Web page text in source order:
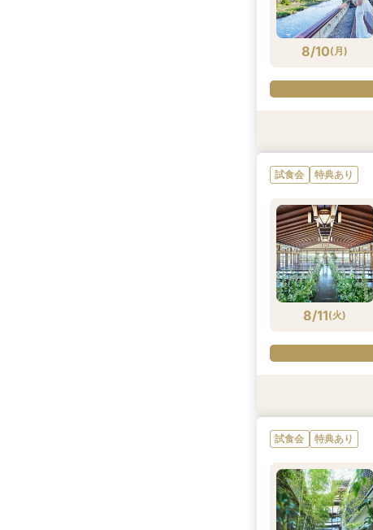
8/9(日)
8/9(日)
8/9(日)
8/9(日)
8/9(日)
8/9(日)
8/9(日)
8/10( 月)
8/10(月)
8/10(月)
8/10(月)
8/10(月)
試食会 特典あり
8/11(火)
試食会 特典あり